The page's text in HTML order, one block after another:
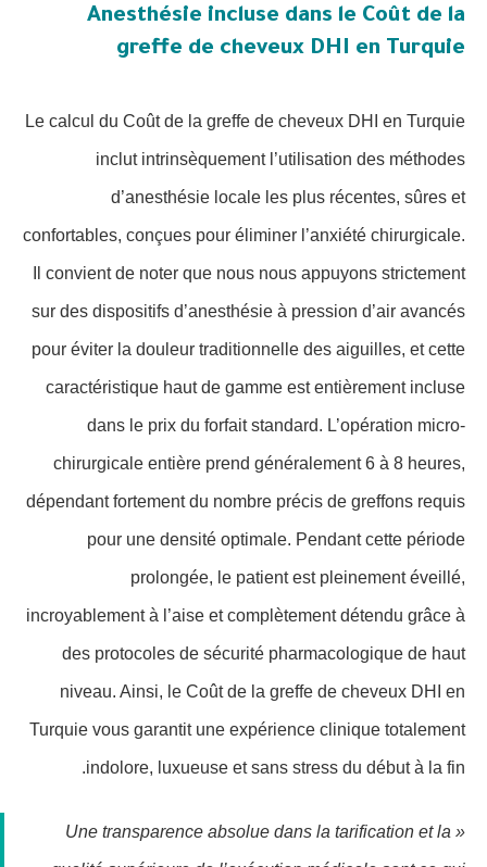
Anesthésie incluse dans le Coût de la
greffe de cheveux DHI en Turquie
Le calcul du Coût de la greffe de cheveux DHI en Turquie
inclut intrinsèquement l’utilisation des méthodes
d’anesthésie locale les plus récentes, sûres et
confortables, conçues pour éliminer l’anxiété chirurgicale.
Il convient de noter que nous nous appuyons strictement
sur des dispositifs d’anesthésie à pression d’air avancés
pour éviter la douleur traditionnelle des aiguilles, et cette
caractéristique haut de gamme est entièrement incluse
dans le prix du forfait standard. L’opération micro-
chirurgicale entière prend généralement 6 à 8 heures,
dépendant fortement du nombre précis de greffons requis
pour une densité optimale. Pendant cette période
prolongée, le patient est pleinement éveillé,
incroyablement à l’aise et complètement détendu grâce à
des protocoles de sécurité pharmacologique de haut
niveau. Ainsi, le Coût de la greffe de cheveux DHI en
Turquie vous garantit une expérience clinique totalement
indolore, luxueuse et sans stress du début à la fin.
« Une transparence absolue dans la tarification et la